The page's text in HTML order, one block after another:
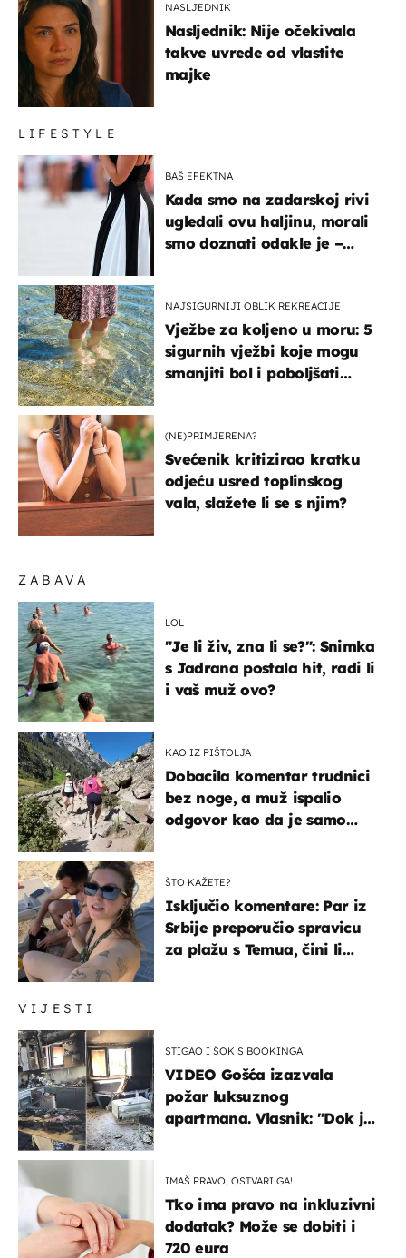
VIJESTI
STIGAO I ŠOK S BOOKINGA
VIDEO Gošća izazvala
požar luksuznog
apartmana. Vlasnik: "Dok je
IMAŠ PRAVO, OSTVARI GA!
Tko ima pravo na inkluzivni
dodatak? Može se dobiti i
720 eura
ZABAVA
LOL
"Je li živ, zna li se?": Snimka
s Jadrana postala hit, radi li
i vaš muž ovo?
KAO IZ PIŠTOLJA
Dobacila komentar trudnici
bez noge, a muž ispalio
odgovor kao da je samo
ŠTO KAŽETE?
Isključio komentare: Par iz
Srbije preporučio spravicu
za plažu s Temua, čini li
NASLJEDNIK
Nasljednik: Nije očekivala
takve uvrede od vlastite
majke
LIFESTYLE
BAŠ EFEKTNA
Kada smo na zadarskoj rivi
ugledali ovu haljinu, morali
smo doznati odakle je –
NAJSIGURNIJI OBLIK REKREACIJE
Vježbe za koljeno u moru: 5
sigurnih vježbi koje mogu
smanjiti bol i poboljšati
(NE)PRIMJERENA?
Svećenik kritizirao kratku
odjeću usred toplinskog
vala, slažete li se s njim?